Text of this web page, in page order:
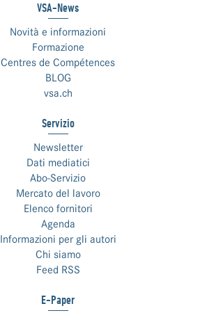
VSA-News
Novità e informazioni
Formazione
Centres de Compétences
BLOG
vsa.ch
Servizio
Newsletter
Dati mediatici
Abo-Servizio
Mercato del lavoro
Elenco fornitori
Agenda
Informazioni per gli autori
Chi siamo
Feed RSS
E-Paper